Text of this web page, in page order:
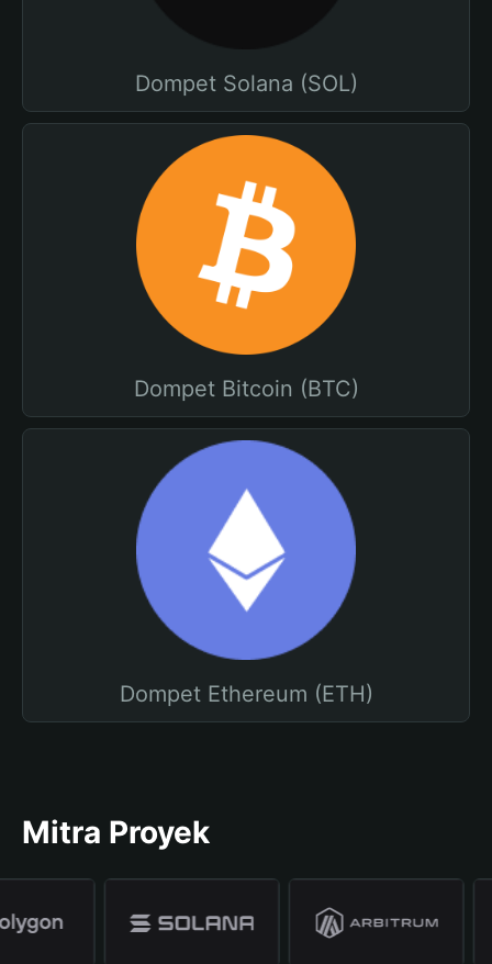
Dompet Solana (SOL)
Dompet Bitcoin (BTC)
Dompet Ethereum (ETH)
Mitra Proyek